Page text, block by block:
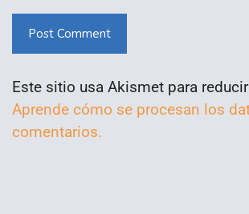
Post Comment
Este sitio usa Akismet para
Aprende cómo se procesan los
comentarios.